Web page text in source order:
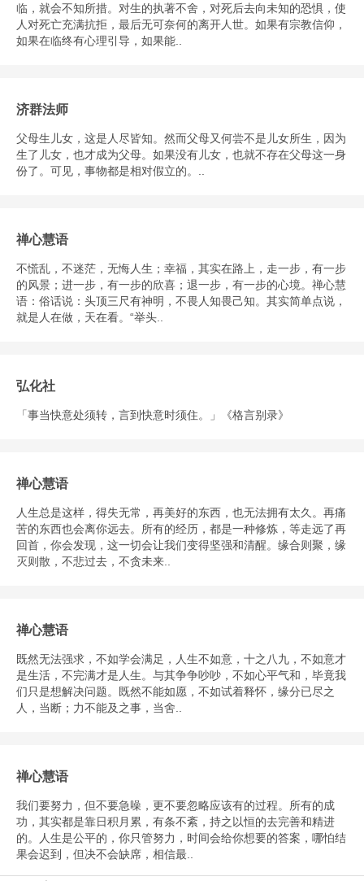
临，就会不知所措。对生的执著不舍，对死后去向未知的恐惧，使
人对死亡充满抗拒，最后无可奈何的离开人世。如果有宗教信仰，
如果在临终有心理引导，如果能..
济群法师
父母生儿女，这是人尽皆知。然而父母又何尝不是儿女所生，因为
生了儿女，也才成为父母。如果没有儿女，也就不存在父母这一身
份了。可见，事物都是相对假立的。..
禅心慧语
不慌乱，不迷茫，无悔人生；幸福，其实在路上，走一步，有一步
的风景；进一步，有一步的欣喜；退一步，有一步的心境。禅心慧
语：俗话说：头顶三尺有神明，不畏人知畏己知。其实简单点说，
就是人在做，天在看。“举头..
弘化社
「事当快意处须转，言到快意时须住。」《格言别录》
禅心慧语
人生总是这样，得失无常，再美好的东西，也无法拥有太久。再痛
苦的东西也会离你远去。所有的经历，都是一种修炼，等走远了再
回首，你会发现，这一切会让我们变得坚强和清醒。缘合则聚，缘
灭则散，不悲过去，不贪未来..
禅心慧语
既然无法强求，不如学会满足，人生不如意，十之八九，不如意才
是生活，不完满才是人生。与其争争吵吵，不如心平气和，毕竟我
们只是想解决问题。既然不能如愿，不如试着释怀，缘分已尽之
人，当断；力不能及之事，当舍..
禅心慧语
我们要努力，但不要急噪，更不要忽略应该有的过程。所有的成
功，其实都是靠日积月累，有条不紊，持之以恒的去完善和精进
的。人生是公平的，你只管努力，时间会给你想要的答案，哪怕结
果会迟到，但决不会缺席，相信最..